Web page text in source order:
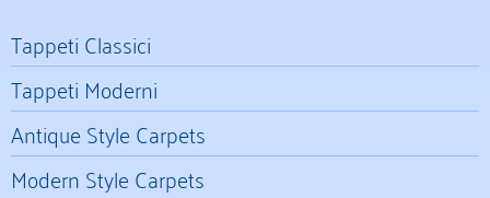
Tappeti Classici
Tappeti Moderni
Antique Style Carpets
Modern Style Carpets